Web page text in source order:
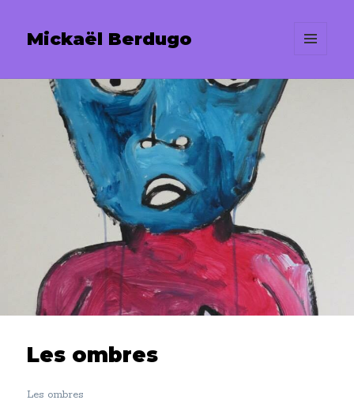
Mickaël Berdugo
Les ombres
Les ombres